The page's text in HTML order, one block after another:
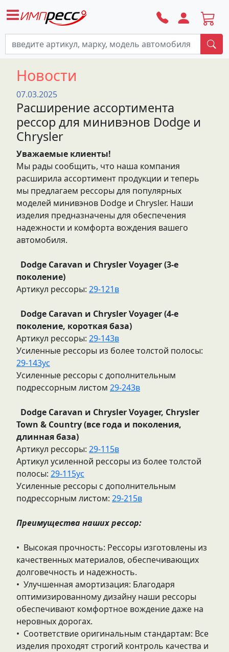
Новости
07.03.2025
Расширение ассортимента
рессор для минивэнов Dodge и
Chrysler
Уважаемые клиенты!
Мы рады сообщить, что наша компания
расширила ассортимент продукции и теперь
мы предлагаем рессоры для популярных
моделей минивэнов Dodge и Chrysler. Наши
изделия предназначены для обеспечения
надежности и комфорта вождения вашего
автомобиля.
Dodge Caravan и Chrysler Voyager (3-е
поколение)
Артикул рессоры: 29-121в
Dodge Caravan и Chrysler Voyager (4-е
поколение, короткая база)
Артикул рессоры: 29-143в
Усиленные рессоры из более толстой полосы:
29-143ус
Усиленные рессоры с дополнительным
подрессорным листом 29-243в
Dodge Caravan и Chrysler Voyager, Chrysler
Town & Country (все года и поколения,
длинная база)
Артикул рессоры: 29-115в
Артикул усиленной рессоры из более толстой
полосы: 29-115ус
Усиленные рессоры с дополнительным
подрессорным листом: 29-215в
Преимущества наших рессор:
• Высокая прочность: Рессоры изготовлены из
качественных материалов, обеспечивающих
долговечность и надежность.
• Улучшенная амортизация: Благодаря
оптимизированному дизайну наши рессоры
обеспечивают комфортное вождение даже на
неровных дорогах.
• Соответствие оригинальным стандартам: Все
изделия проходят строгий контроль качества и